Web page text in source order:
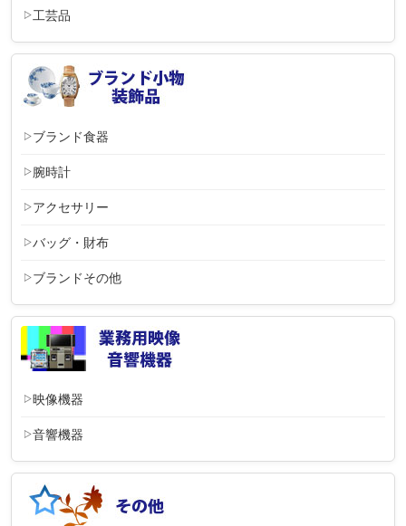
工芸品
ブランド食器
腕時計
アクセサリー
バッグ・財布
ブランドその他
映像機器
音響機器